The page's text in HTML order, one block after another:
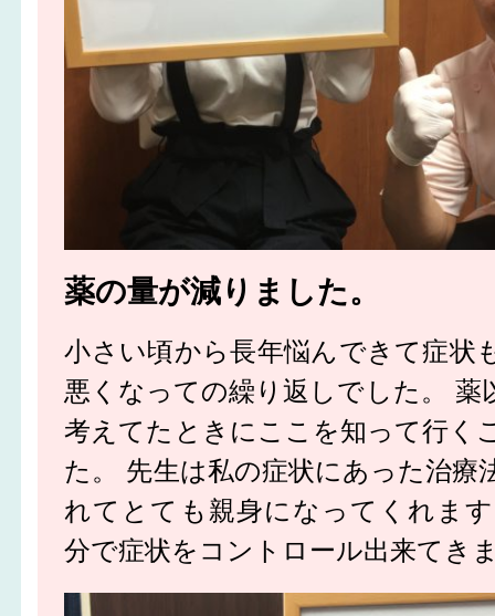
薬の量が減りました。
小さい頃から長年悩んできて症状
悪くなっての繰り返しでした。 薬
考えてたときにここを知って行く
た。 先生は私の症状にあった治療
れてとても親身になってくれま
分で症状をコントロール出来てき